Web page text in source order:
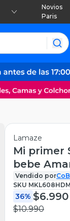
Novios
Paris
Lamaze
Mi primer
bebe
Vendido por
SKU
36% $6.990
$10.990